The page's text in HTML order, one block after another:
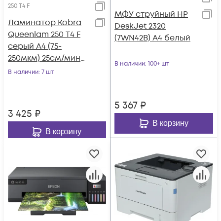
250 T4 F
Ламинатор Kobra
Queenlam 250 T4 F
серый A4 (75-
250мкм) 25см/мин
(2вал.) лам.фото
В наличии: 7 шт
3 425 ₽
В корзину
МФУ струйный HP
DeskJet 2320
(7WN42B) A4 белый
В наличии: 100+ шт
5 367 ₽
В корзину